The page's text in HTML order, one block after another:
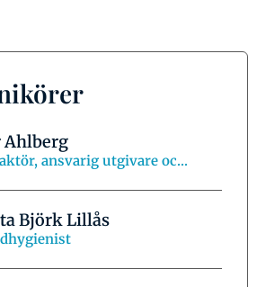
Ahlberg
ansvarig utgivare oc...
Björk Lillås